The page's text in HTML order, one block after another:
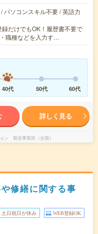
パソコンスキル不要 / 英語力
だけでもOK！履歴書不要で
職種などを入力す…
40代 50代 60代
詳しく見る
ン 製造事業部（全国）
修繕に関する事
土日祝日が休み WEB登録OK